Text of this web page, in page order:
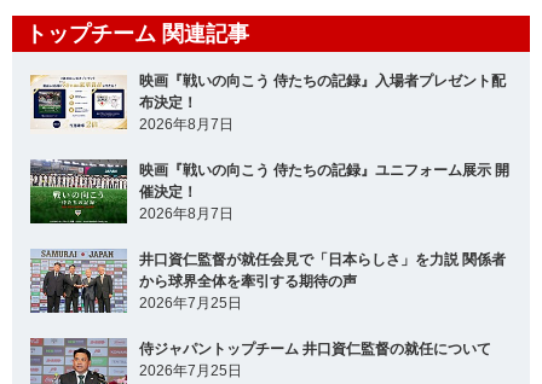
トップチーム 関連記事
映画『戦いの向こう 侍たちの記録』入場者プレゼント配
布決定！
2026年8月7日
映画『戦いの向こう 侍たちの記録』ユニフォーム展示 開
催決定！
2026年8月7日
井口資仁監督が就任会見で「日本らしさ」を力説 関係者
から球界全体を牽引する期待の声
2026年7月25日
侍ジャパントップチーム 井口資仁監督の就任について
2026年7月25日